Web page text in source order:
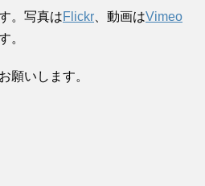
。写真はFlickr 、動画はVimeo
。
願いします。